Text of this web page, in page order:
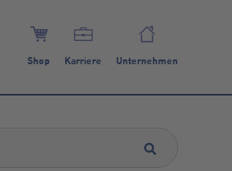
Shop Karriere Unternehmen